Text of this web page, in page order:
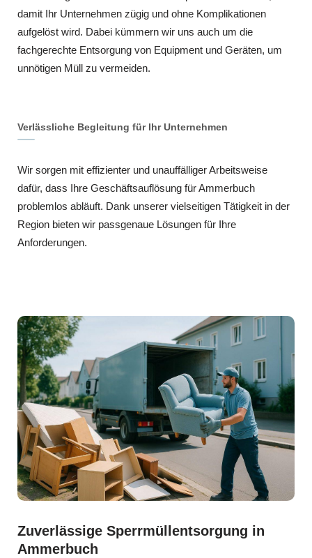
damit Ihr Unternehmen zügig und ohne Komplikationen
aufgelöst wird. Dabei kümmern wir uns auch um die
fachgerechte Entsorgung von Equipment und Geräten, um
unnötigen Müll zu vermeiden.
Verlässliche Begleitung für Ihr Unternehmen
Wir sorgen mit effizienter und unauffälliger Arbeitsweise
dafür, dass Ihre Geschäftsauflösung für Ammerbuch
problemlos abläuft. Dank unserer vielseitigen Tätigkeit in der
Region bieten wir passgenaue Lösungen für Ihre
Anforderungen.
Zuverlässige Sperrmüllentsorgung in
Ammerbuch